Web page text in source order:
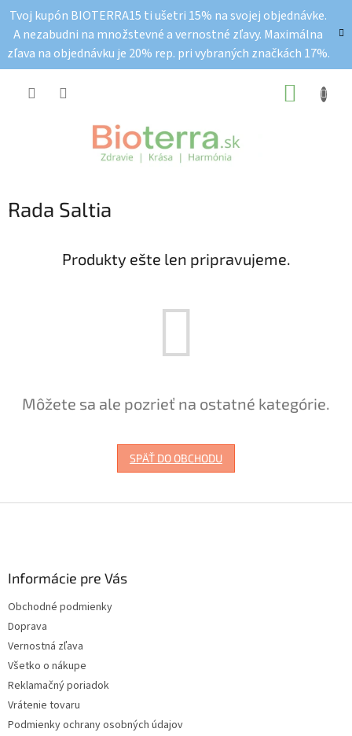
obsah
Tvoj kupón BIOTERRA15 ti ušetri 15% na svojej objednávke.
A nezabudni na množstevné a vernostné zľavy. Maximálna
zľava na objednávku je 20% rep. pri vybraných značkách 17%.
Rada Saltia
Produkty ešte len pripravujeme.
Môžete sa ale pozrieť na ostatné kategórie.
SPÄŤ DO OBCHODU
Informácie pre Vás
Obchodné podmienky
Doprava
Vernostná zľava
Všetko o nákupe
Reklamačný poriadok
Vrátenie tovaru
Podmienky ochrany osobných údajov